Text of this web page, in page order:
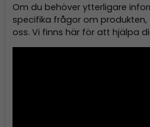
Om du behöver ytterligare
specifika frågor om
oss. Vi finns här för att hjälpa